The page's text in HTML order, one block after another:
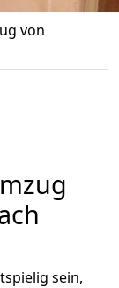
von
sein,